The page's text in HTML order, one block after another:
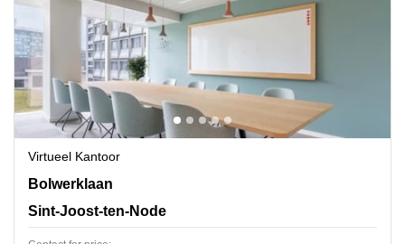
Virtueel Kantoor
Bolwerklaan 21,5e verdieping,box 5, Sint-Joost-ten-
Bolwerklaan
Sint-Joost-ten-Node